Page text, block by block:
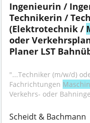
Ingenieurin /
Technikerin /
(Elektrotechnik /
oder
Planer LST
"...Techniker (m/w/d)
Fachrichtungen
Verkehrs- oder
Scheidt & Bachmann